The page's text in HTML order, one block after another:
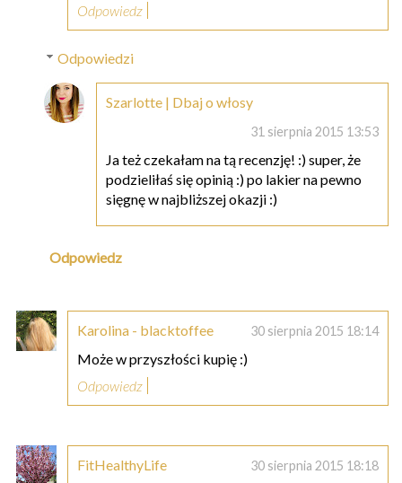
Odpowiedz
Odpowiedzi
Szarlotte | Dbaj o włosy
31 sierpnia 2015 13:53
Ja też czekałam na tą recenzję! :) super, że
podzieliłaś się opinią :) po lakier na pewno
sięgnę w najbliższej okazji :)
Odpowiedz
Karolina - blacktoffee 30 sierpnia 2015 18:14
Może w przyszłości kupię :)
Odpowiedz
FitHealthyLife 30 sierpnia 2015 18:18